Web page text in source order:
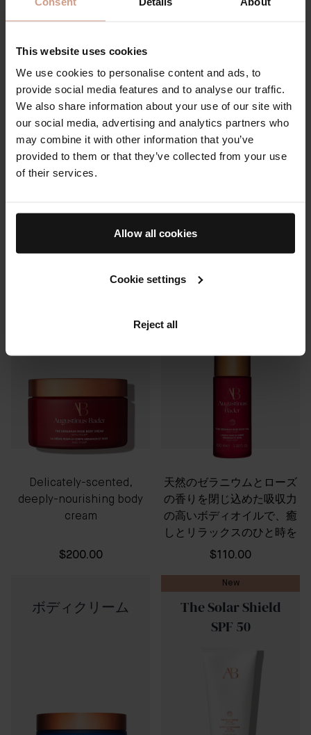
This website uses cookies
We use cookies to personalise content and ads, to
provide social media features and to analyse our traffic.
We also share information about your use of our site with
our social media, advertising and analytics partners who
may combine it with other information that you’ve
provided to them or that they’ve collected from your use
of their services.
Allow all cookies
Cookie settings
Reject all
滑らかでふっくらとした、
弾むような唇のためのバー
ム
$42.00
Delicately-scented,
deeply-nourishing body
cream
$200.00
ゼラニウムローズ
天然のゼラニウムとローズ
の香りを閉じ込めた吸収力
の高いボディオイルで、癒
しとリラックスのひと時を
$110.00
ボディクリーム
New
The Solar Shield
SPF 50